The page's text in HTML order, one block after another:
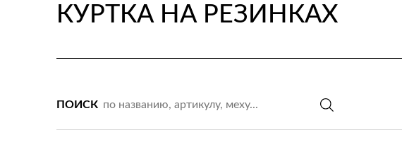
КУРТКА НА РЕЗИНКАХ
ПОИСК